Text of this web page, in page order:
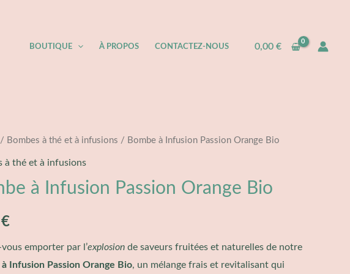
BOUTIQUE À PROPOS​ CONTACTEZ-NOUS 0,00 €
/ Bombes à thé et à infusions / Bombe à Infusion Passion Orange Bio
à thé et à infusions
à Infusion Passion Orange Bio
€
vous emporter par l’explosion de saveurs fruitées et naturelles de notre
Infusion Passion Orange Bio, un mélange frais et revitalisant qui